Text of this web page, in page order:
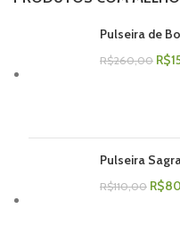
Pulseira de
R$260,00 R$
Pulseira
R$110,00 R$